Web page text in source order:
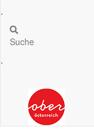
.
Suche
.